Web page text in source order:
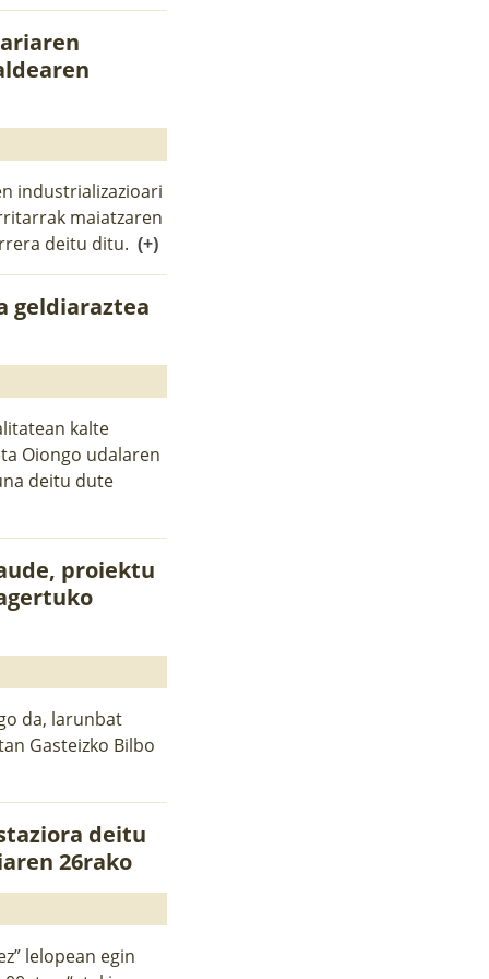
industrializazioari
maiatzaren
deitu ditu.(+)
geldiaraztea
kalte
Oiongo udalaren
deitu dute
proiektu
da, larunbat
Gasteizko Bilbo
deitu
26rako
lelopean egin